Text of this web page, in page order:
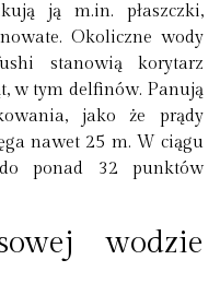
ją m.in. płaszczki,
Okoliczne wody
stanowią korytarz
w tym delfinów. Panują
jako że prądy
nawet 25 m. W ciągu
ponad 32 punktów
wodzie